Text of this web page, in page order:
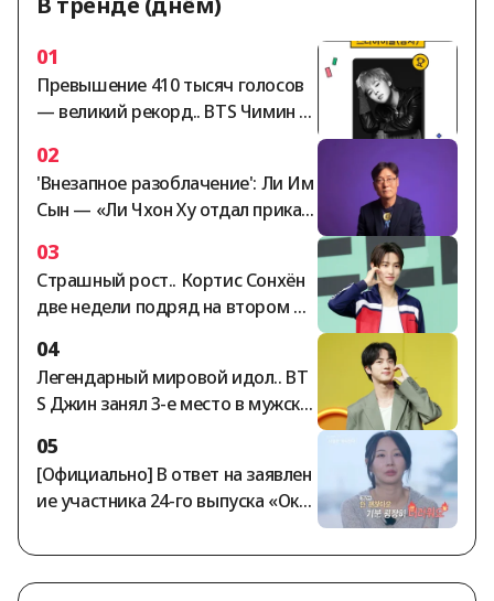
01
Превышение 410 тысяч голосов
— великий рекорд.. BTS Чимин за
есто в мужском рейтинге «Звёзд
ный идол» по версии StarRanking
02
'Внезапное разоблачение': Ли Им
Сын — «Ли Чхон Ху отдал приказ
я с директором Нага Вёрлд...»
03
Страшный рост.. Кортис Сонхён
две недели подряд на втором ме
йдол» по версии StarRanking
04
Легендарный мировой идол.. BT
S Джин занял 3-е место в мужско
05
[Официально] В ответ на заявлен
ие участника 24-го выпуска «Оксу
лучал гонорар за участие, предс
тавители шоу «Я — соло» заявил